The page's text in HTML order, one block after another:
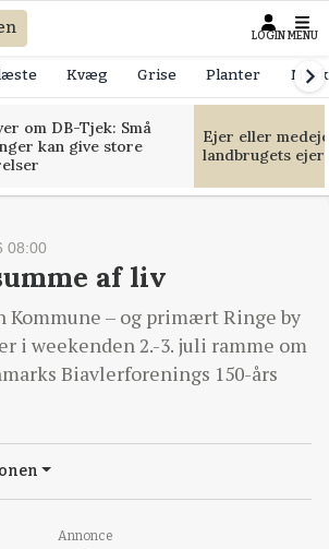
LOGIN MENU
Kvæg Grise Planter
om DB-Tjek: Små
kan give store
Ejer eller
landbrugets
Annonce
08:00
af liv
Kommune – og primært Ringe by
i weekenden 2.-3. juli ramme om
Biavlerforenings 150-års